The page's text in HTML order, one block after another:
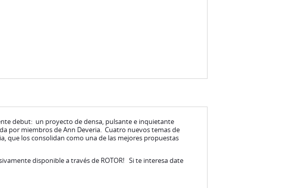
debut: un proyecto de densa, pulsante e inquietante
por miembros de Ann Deveria. Cuatro nuevos temas de
que los consolidan como una de las mejores propuestas
disponible a través de ROTOR! Si te interesa date